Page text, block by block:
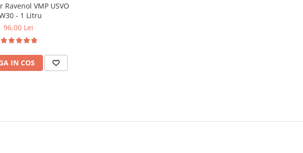
Ravenol VMP USVO
- 1 Litru
96,00 Lei
IN COS